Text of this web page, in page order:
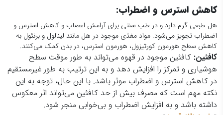
کاهش استرس و اضطراب:
هل طبعی گرم دارد و در طب سنتی برای آرامش اعصاب و کاهش استرس و
اضطراب تجویز می‌شود. مواد مغذی موجود در هل مانند لینالول و برنئول به
کاهش سطح هورمون کورتیزول، هورمون استرس، در بدن کمک می‌کنند.
کافئین: کافئین موجود در قهوه می‌تواند به طور موقت سطح
هوشیاری و تمرکز را افزایش دهد و به این ترتیب به طور غیرمستقیم
در کاهش استرس و اضطراب موثر باشد. با این حال، توجه به این
نکته مهم است که مصرف بیش از حد کافئین می‌تواند اثر معکوس
داشته باشد و به افزایش اضطراب و بی‌خوابی منجر شود.